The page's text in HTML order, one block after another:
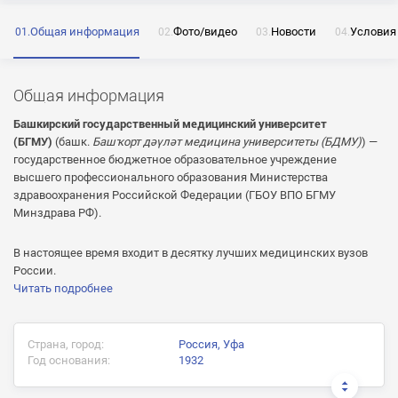
Общая информация Фото/видео Новости
Общая информация
Башкирский государственный медицинский университет
(БГМУ) (башк. Башҡорт дәүләт медицина университеты (БДМУ)) —
государственное бюджетное образовательное учреждение
высшего профессионального образования Министерства
здравоохранения Российской Федерации (ГБОУ ВПО БГМУ
Минздрава РФ).
В настоящее время входит в десятку лучших медицинских вузов
России.
Читать подробнее
Страна, город:
Россия, Уфа
Год основания:
1932
на обработку моих персональных данных
Нажимая на кнопку «Отправить» я даю согласие
ОТПРАВИТЬ
на обработку моих персональных данных